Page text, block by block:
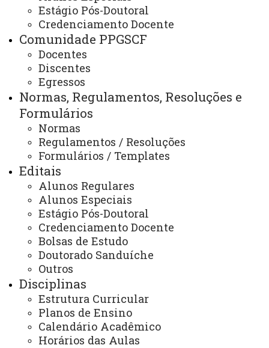
Estágio Pós-Doutoral
Credenciamento Docente
Comunidade PPGSCF
Docentes
Discentes
Egressos
Normas, Regulamentos, Resoluções e
Formulários
Normas
Regulamentos / Resoluções
Formulários / Templates
Editais
Alunos Regulares
Alunos Especiais
Estágio Pós-Doutoral
Credenciamento Docente
Bolsas de Estudo
Doutorado Sanduíche
Outros
Disciplinas
Estrutura Curricular
Planos de Ensino
Calendário Acadêmico
Horários das Aulas
Alunos Regulares
RESOLUÇÃO N.º 061/2017-CEPE
CAPÍTULO VIDAS VAGAS, SELEÇÃO, MATRÍCULA,
ORIENTAÇÃO E AVALIAÇÃO
Seção I
Art. 40.O número de vagas do Programa é fixado pelo
Colegiado do Programa, anualmente, em função dos
seguintes fatores:
número e categoria de professores
orientadoresdisponíveis nas áreas de concentração e
linhas de pesquisa, observada a relação